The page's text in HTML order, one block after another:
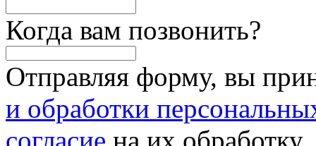
Когда вам позвонить?
Отправляя форму, вы
и обработки